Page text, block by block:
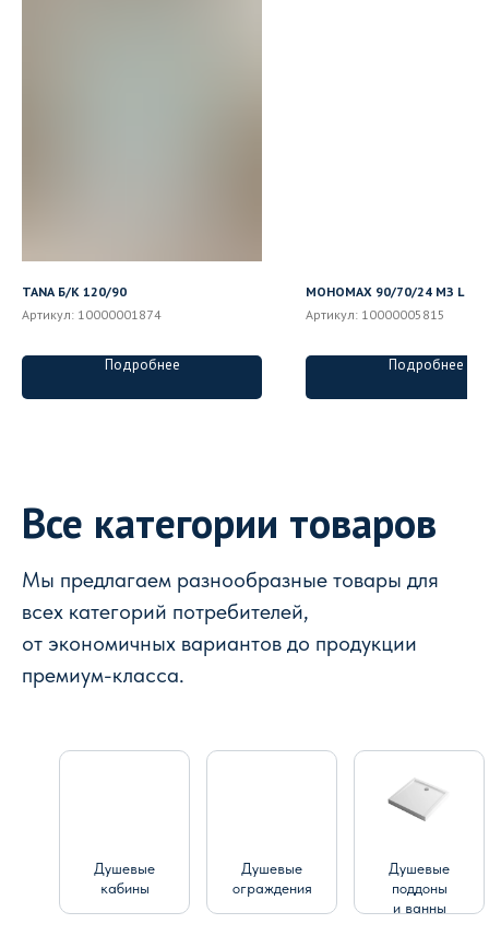
TANA Б/К 120/90
Артикул: 10000001874
Подробнее
МОНОМАХ 90/70/24 МЗ L
Артикул: 10000005815
Подробнее
Все категории товаров
Мы предлагаем разнообразные товары для
всех категорий потребителей,
от экономичных вариантов до продукции
премиум-класса.
Душевые
кабины
Душевые
ограждения
Душевые
поддоны
и ванны